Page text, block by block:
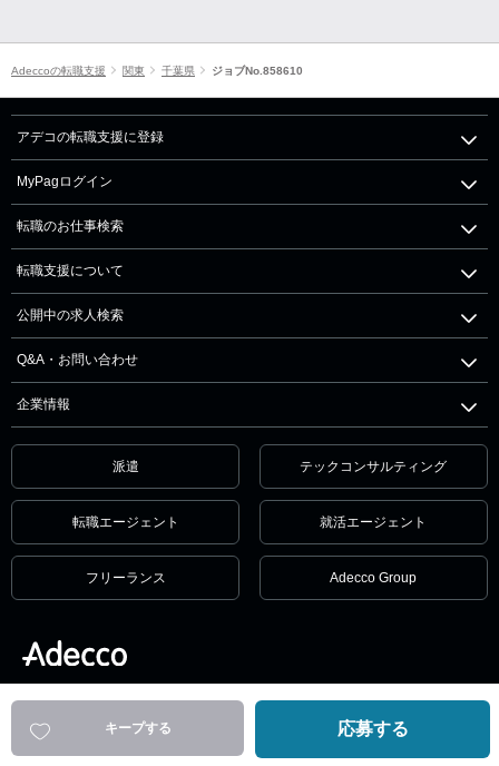
応募する
キープする
Adeccoの転職支援 関東 千葉県 ジョブNo.858610
アデコの転職支援に登録
MyPagログイン
転職のお仕事検索
転職支援について
公開中の求人検索
Q&A・お問い合わせ
企業情報
派遣 テックコンサルティング
転職エージェント 就活エージェント
フリーランス Adecco Group